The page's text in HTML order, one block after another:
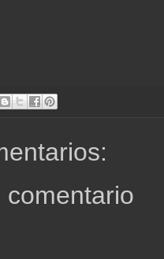
comentario